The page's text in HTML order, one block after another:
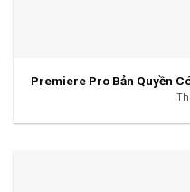
Premiere Pro Bản Quyền